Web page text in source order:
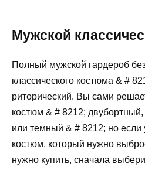
Мужской
Полный мужской гардероб
классического костюма & #
риторический. Вы сами
костюм & # 8212;
или темный & # 8212; но если
костюм, который нужно
нужно купить, сначала